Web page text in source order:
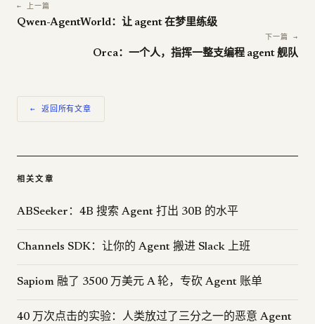
← 上一篇
Qwen-AgentWorld：让 agent 在梦里练级
下一篇 →
Orca：一个人，指挥一整支编程 agent 舰队
← 返回所有文章
相关文章
ABSeeker：4B 搜索 Agent 打出 30B 的水平
Channels SDK：让你的 Agent 搬进 Slack 上班
Sapiom 融了 3500 万美元 A 轮，专砍 Agent 账单
40 万次点击的实验：人类放过了三分之一的恶意 Agent